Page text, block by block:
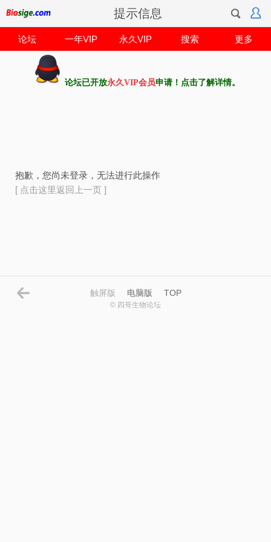
提示信息
论坛 一年VIP 永久VIP 搜索 更多
论坛已开放永久VIP会员申请！点击了解详情。
抱歉，您尚未登录，无法进行此操作
[ 点击这里返回上一页 ]
触屏版 电脑版 TOP
© 四哥生物论坛